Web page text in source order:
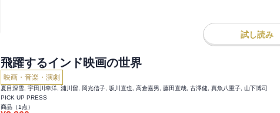
試し読み
飛躍するインド映画の世界
映画・音楽・演劇
夏目深雪, 宇田川幸洋, 浦川留, 岡光信子, 坂川直也, 高倉嘉男, 藤田直哉, 古澤健, 真魚八重子, 山下博司
PICK UP PRESS
商品（1 点）